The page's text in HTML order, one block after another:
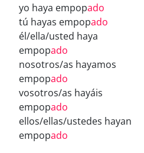
yo haya empopado
tú hayas empopado
él/ella/usted haya
empopado
nosotros/as hayamos
empopado
vosotros/as hayáis
empopado
ellos/ellas/ustedes hayan
empopado